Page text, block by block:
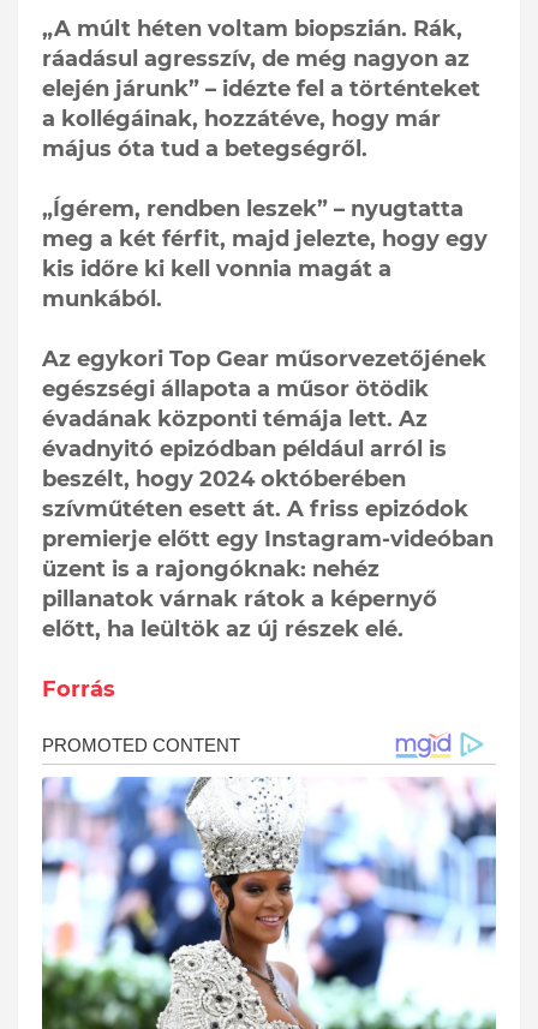
„A múlt héten voltam biopszián. Rák,
ráadásul agresszív, de még nagyon az
elején járunk” – idézte fel a történteket
a kollégáinak, hozzátéve, hogy már
május óta tud a betegségről.
„Ígérem, rendben leszek” – nyugtatta
meg a két férfit, majd jelezte, hogy egy
kis időre ki kell vonnia magát a
munkából.
Az egykori Top Gear műsorvezetőjének
egészségi állapota a műsor ötödik
évadának központi témája lett. Az
évadnyitó epizódban például arról is
beszélt, hogy 2024 októberében
szívműtéten esett át. A friss epizódok
premierje előtt egy Instagram-videóban
üzent is a rajongóknak: nehéz
pillanatok várnak rátok a képernyő
előtt, ha leültök az új részek elé.
Forrás